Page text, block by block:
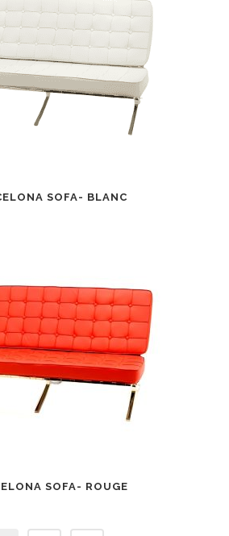
SOFA- BLANC
SOFA- ROUGE